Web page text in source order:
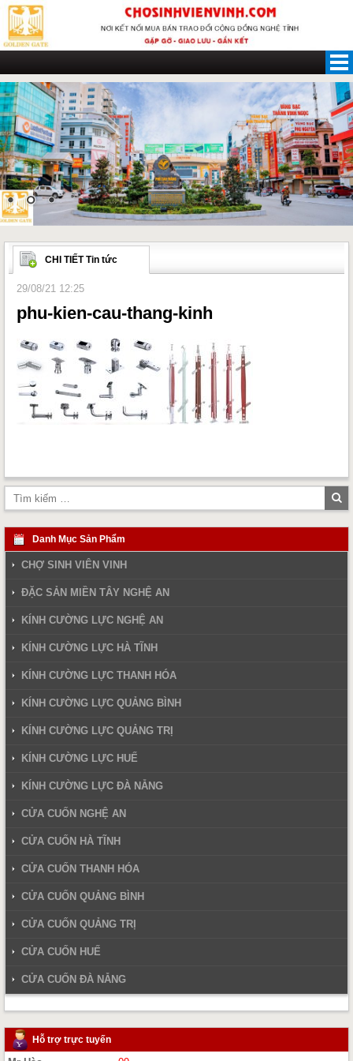
Skip
content
CHI TIẾT Tin tức
29/08/21 12:25
phu-kien-cau-thang-kinh
Danh Mục Sản Phẩm
CHỢ SINH VIÊN VINH
ĐẶC SẢN MIỀN TÂY NGHỆ AN
KÍNH CƯỜNG LỰC NGHỆ AN
KÍNH CƯỜNG LỰC HÀ TĨNH
KÍNH CƯỜNG LỰC THANH HÓA
KÍNH CƯỜNG LỰC QUẢNG BÌNH
KÍNH CƯỜNG LỰC QUẢNG TRỊ
KÍNH CƯỜNG LỰC HUẾ
KÍNH CƯỜNG LỰC ĐÀ NẴNG
CỬA CUỐN NGHỆ AN
CỬA CUỐN HÀ TĨNH
CỬA CUỐN THANH HÓA
CỬA CUỐN QUẢNG BÌNH
CỬA CUỐN QUẢNG TRỊ
CỬA CUỐN HUẾ
CỬA CUỐN ĐÀ NẴNG
Hỗ trợ trực tuyến